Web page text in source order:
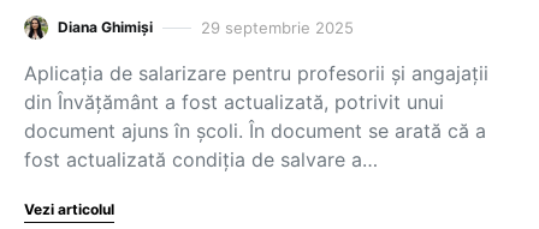
Diana Ghimiși 29 septembrie 2025
Aplicația de salarizare pentru profesorii și angajații
din Învățământ a fost actualizată, potrivit unui
document ajuns în școli. În document se arată că a
fost actualizată condiția de salvare a…
Vezi articolul